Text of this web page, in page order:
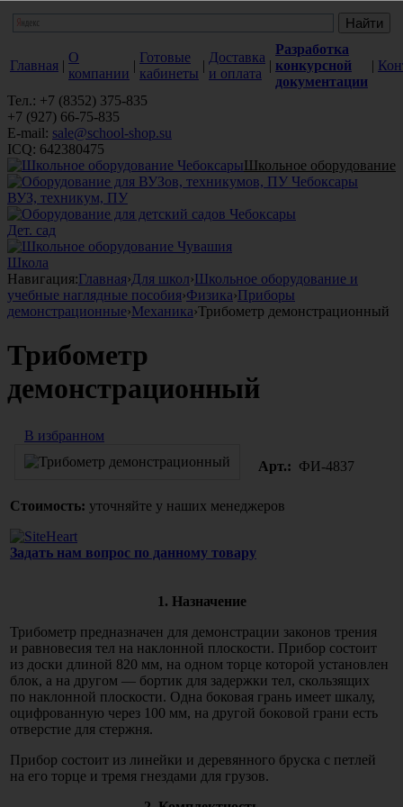
Главная |
О
компании
|
Готовые
кабинеты
|
Доставка
и оплата
|
Разработка
конкурсной
документации
|
Тел.: +7 (8352) 375-835
+7 (927) 66-75-835
E-mail: sale@school-shop.su
ICQ: 642380475
Школьное оборудование
ВУЗ, техникум, ПУ
Дет. сад
Школа
Навигация:Главная›Для школ›Школьное оборудование и
учебные наглядные пособия›Физика›Приборы
демонстрационные›Механика›Трибометр демонстрационный
Трибометр
демонстрационный
В избранном
Арт.: ФИ-4837
Стоимость: уточняйте у наших менеджеров
Задать нам вопрос по данному товару
1. Назначение
Трибометр предназначен для демонстрации законов трения
и равновесия тел на наклонной плоскости. Прибор состоит
из доски длиной 820 мм, на одном торце которой установлен
блок, а на другом — бортик для задержки тел, скользящих
по наклонной плоскости. Одна боковая грань имеет шкалу,
оцифрованную через 100 мм, на другой боковой грани есть
отверстие для стержня.
Прибор состоит из линейки и деревянного бруска с петлей
на его торце и тремя гнездами для грузов.